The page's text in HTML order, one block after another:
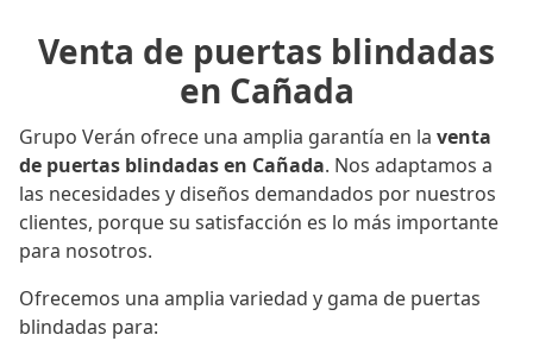
Venta de puertas blindadas
en Cañada
Grupo Verán ofrece una amplia garantía en la venta
de puertas blindadas en Cañada. Nos adaptamos a
las necesidades y diseños demandados por nuestros
clientes, porque su satisfacción es lo más importante
para nosotros.
Ofrecemos una amplia variedad y gama de puertas
blindadas para: